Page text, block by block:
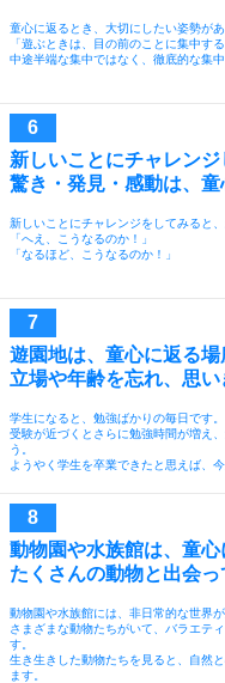
童心に返るとき、大切にしたい姿勢があ
「遊ぶときは、目の前のことに集中す
中途半端な集中ではなく、徹底的な集
新しいことにチャレンジ
驚き・発見・感動は、童
新しいことにチャレンジをしてみると
「へえ、こうなるのか！」
「なるほど、こうなるのか！」
遊園地は、童心に返る場
立場や年齢を忘れ、思い
学生になると、勉強ばかりの毎日です。
受験が近づくとさらに勉強時間が増え
う。
ようやく学生を卒業できたと思えば、
動物園や水族館は、童心
たくさんの動物と出会っ
動物園や水族館には、非日常的な世界が
さまざまな動物たちがいて、バラエテ
す。
生き生きした動物たちを見ると、自然
ます。